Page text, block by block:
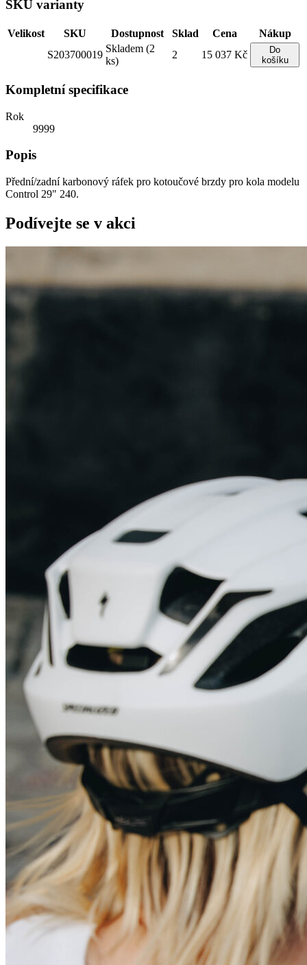
SKU varianty
Velikost SKU Dostupnost Sklad Cena
Nákup
S203700019
Skladem (2
ks)
2 15 037 Kč
Do
košíku
Kompletní specifikace
Rok
9999
Popis
Přední/zadní karbonový ráfek pro kotoučové brzdy pro kola modelu
Control 29" 240.
Podívejte se v akci